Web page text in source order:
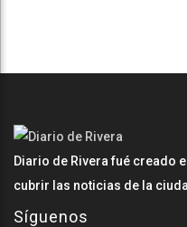
Diario de Rivera fué creado
cubrir las noticias de la
Síguenos